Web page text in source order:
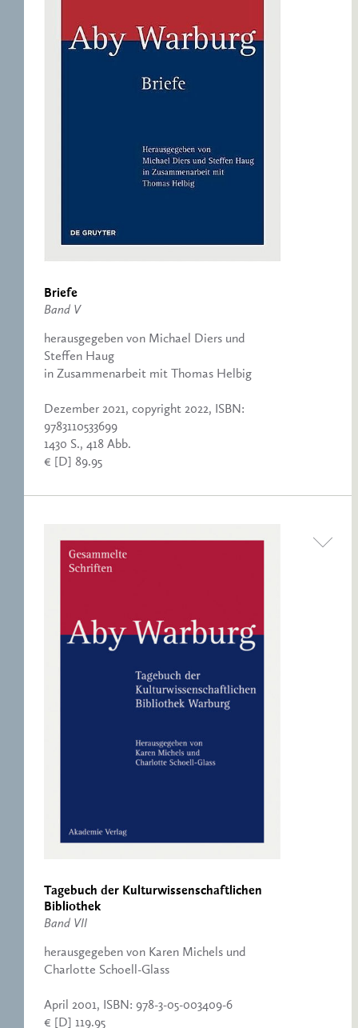
Briefe
Band V
herausgegeben von Michael Diers und
Steffen Haug
in Zusammenarbeit mit Thomas Helbig
Dezember 2021, copyright 2022, ISBN:
9783110533699
1430 S., 418 Abb.
€ [D] 89.95
Tagebuch der Kulturwissenschaftlichen
Bibliothek
Band VII
herausgegeben von Karen Michels und
Charlotte Schoell-Glass
April 2001, ISBN: 978-3-05-003409-6
€ [D] 119.95